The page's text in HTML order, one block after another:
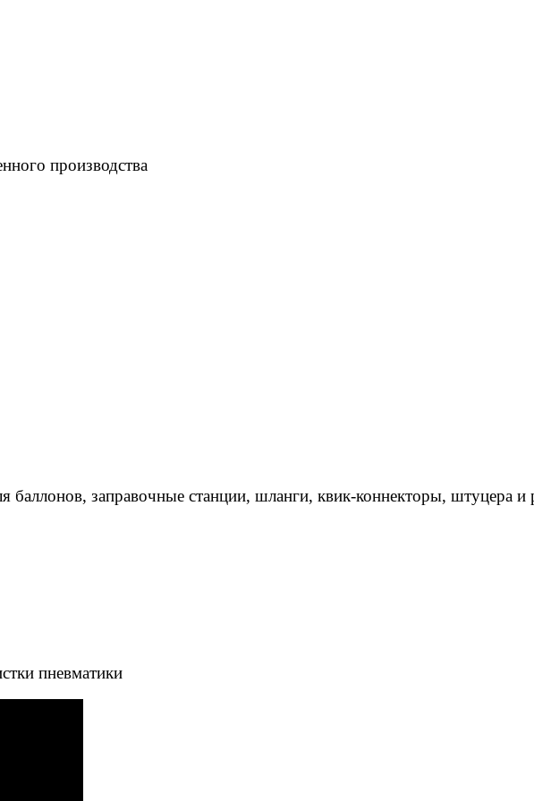
производства
баллонов, заправочные станции, шланги, квик-коннекторы, штуцера и
пневматики